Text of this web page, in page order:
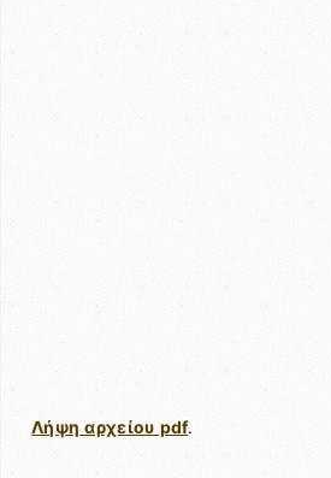
Λήψη αρχείου pdf.